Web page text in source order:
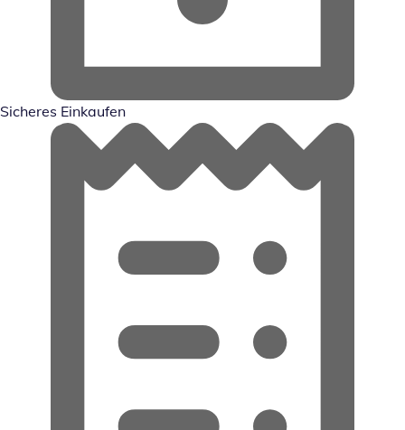
Sicheres Einkaufen